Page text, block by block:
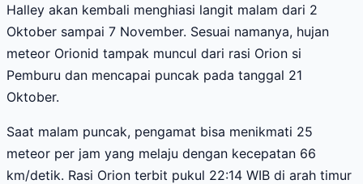
Halley akan kembali menghiasi langit malam dari 2
Oktober sampai 7 November. Sesuai namanya, hujan
meteor Orionid tampak muncul dari rasi Orion si
Pemburu dan mencapai puncak pada tanggal 21
Oktober.
Saat malam puncak, pengamat bisa menikmati 25
meteor per jam yang melaju dengan kecepatan 66
km/detik. Rasi Orion terbit pukul 22:14 WIB di arah timur